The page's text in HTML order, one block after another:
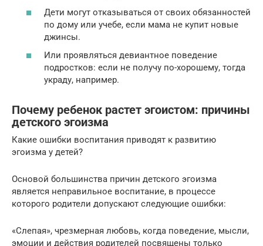
Дети могут отказываться от своих обязанностей
по дому или учебе, если мама не купит новые
джинсы.
Или проявляться девиантное поведение
подростков: если не получу по-хорошему, тогда
украду, например.
Почему ребенок растет эгоистом: причины
детского эгоизма
Какие ошибки воспитания приводят к развитию
эгоизма у детей?
Основой большинства причин детского эгоизма
является неправильное воспитание, в процессе
которого родители допускают следующие ошибки:
«Слепая», чрезмерная любовь, когда поведение, мысли,
эмоции и действия родителей посвящены только